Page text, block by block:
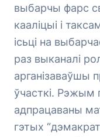
выбарчы фарс
кааліцыі і
ісьці на
раз выканалі
арганізаваўшы
ўчасткі. Рэжым
адпрацаваны
гэтых